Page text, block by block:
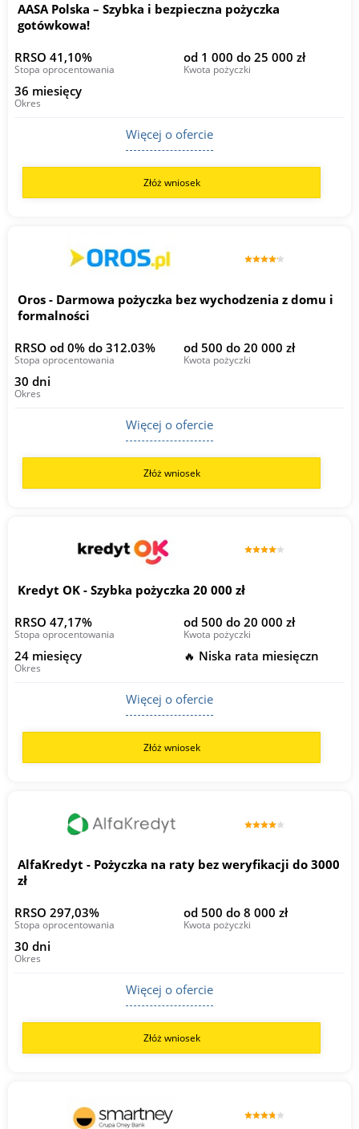
AASA Polska – Szybka i bezpieczna pożyczka
gotówkowa!
RRSO 41,10%
Stopa oprocentowania
od 1 000 do 25 000 zł
Kwota pożyczki
36 miesięcy
Okres
Więcej o ofercie
Złóż wniosek
Oros - Darmowa pożyczka bez wychodzenia z domu i
formalności
RRSO od 0% do 312.03%
Stopa oprocentowania
od 500 do 20 000 zł
Kwota pożyczki
30 dni
Okres
Więcej o ofercie
Złóż wniosek
Kredyt OK - Szybka pożyczka 20 000 zł
RRSO 47,17%
Stopa oprocentowania
od 500 do 20 000 zł
Kwota pożyczki
24 miesięcy
Okres
🔥 Niska rata miesięczn
Więcej o ofercie
Złóż wniosek
AlfaKredyt - Pożyczka na raty bez weryfikacji do 3000
zł
RRSO 297,03%
Stopa oprocentowania
od 500 do 8 000 zł
Kwota pożyczki
30 dni
Okres
Więcej o ofercie
Złóż wniosek